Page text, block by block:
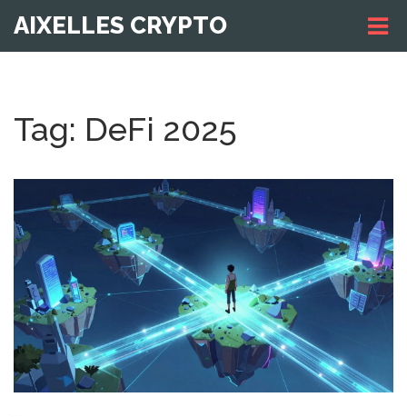
AIXELLES CRYPTO
Tag: DeFi 2025